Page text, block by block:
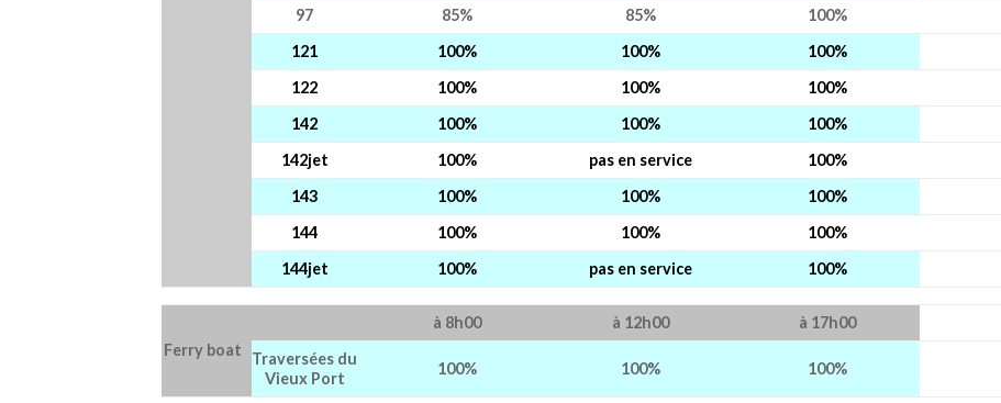
97
85% 85%
100%
121
100% 100%
100%
122
100% 100%
100%
142
100% 100%
100%
142jet
100% pas en service
100%
143
100% 100%
100%
144
100% 100%
100%
144jet
100% pas en service 100%
Ferry boat
à 8h00 à 12h00
à 17h00
Traversées du
Vieux Port
100% 100% 100%